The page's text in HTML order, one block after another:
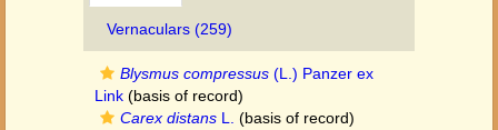
Vernaculars (259)
Blysmus compressus (L.) Panzer ex
Link (basis of record)
Carex distans L.
(basis of record)